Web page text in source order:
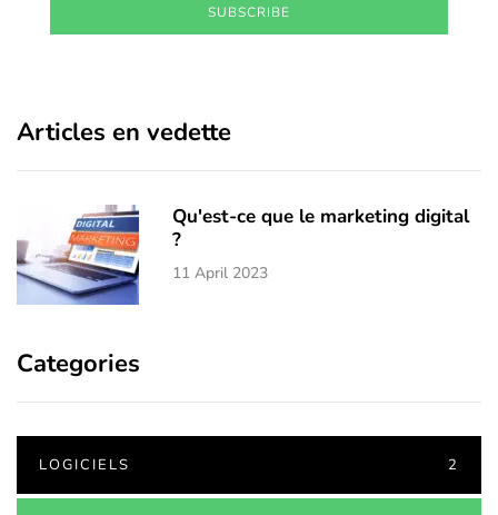
SUBSCRIBE
Articles en vedette
Qu'est-ce que le marketing digital
?
11 April 2023
Categories
LOGICIELS 2